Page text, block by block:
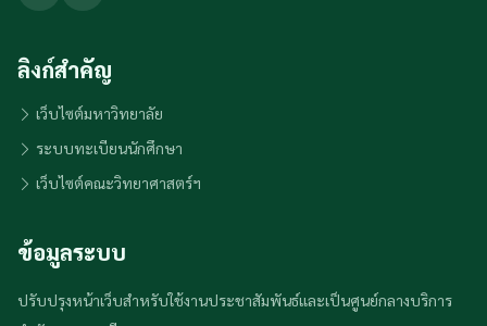
ลิงก์สำคัญ
เว็บไซต์มหาวิทยาลัย
ระบบทะเบียนนักศึกษา
เว็บไซต์คณะวิทยาศาสตร์ฯ
ข้อมูลระบบ
ปรับปรุงหน้าเว็บสำหรับใช้งานประชาสัมพันธ์และเป็นศูนย์กลางบริการ